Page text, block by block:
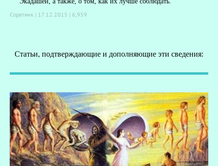
Соратник | 17.12.2015 | 6,959
Статьи, подтверждающие и дополняющие эти сведения: